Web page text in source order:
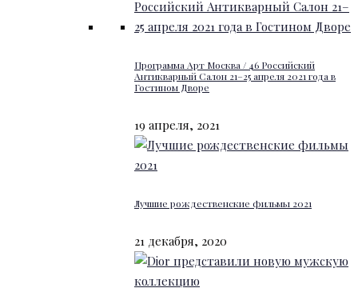
Программа Арт Москва / 46 Российский
Антикварный Салон 21–25 апреля 2021 года в
Гостином Дворе
19 апреля, 2021
Лучшие рождественские фильмы 2021
21 декабря, 2020